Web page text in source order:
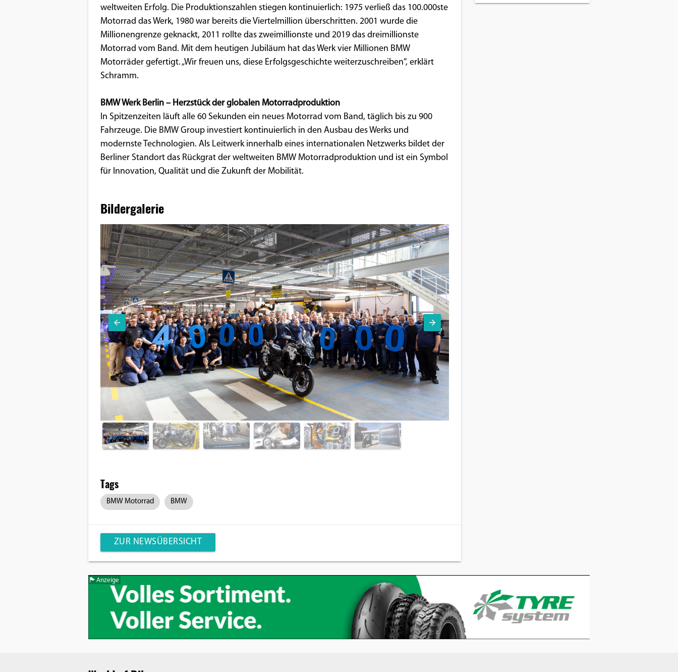
weltweiten Erfolg. Die Produktionszahlen stiegen kontinuierlich: 1975 verließ das 100.000ste
Motorrad das Werk, 1980 war bereits die Viertelmillion überschritten. 2001 wurde die
Millionengrenze geknackt, 2011 rollte das zweimillionste und 2019 das dreimillionste
Motorrad vom Band. Mit dem heutigen Jubiläum hat das Werk vier Millionen BMW
Motorräder gefertigt. „Wir freuen uns, diese Erfolgsgeschichte weiterzuschreiben“, erklärt
Schramm.
BMW Werk Berlin – Herzstück der globalen Motorradproduktion
In Spitzenzeiten läuft alle 60 Sekunden ein neues Motorrad vom Band, täglich bis zu 900
Fahrzeuge. Die BMW Group investiert kontinuierlich in den Ausbau des Werks und
modernste Technologien. Als Leitwerk innerhalb eines internationalen Netzwerks bildet der
Berliner Standort das Rückgrat der weltweiten BMW Motorradproduktion und ist ein Symbol
für Innovation, Qualität und die Zukunft der Mobilität.
Bildergalerie
Tags
BMW Motorrad BMW
ZUR NEWSÜBERSICHT
Anzeige